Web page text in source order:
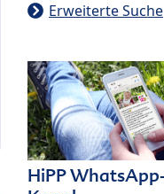
Erweiterte Suche
HiPP